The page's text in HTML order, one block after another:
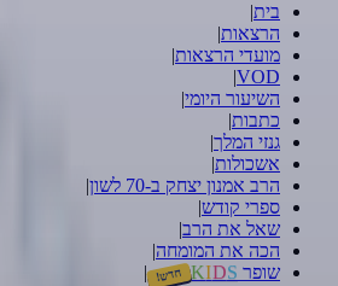
בית|
הרצאות|
מועדי הרצאות|
VOD
|
השיעור היומי|
כתבות|
גנזי המלך|
אשכולות|
הרב אמנון יצחק ב-70 לשון
|
ספרי קודש|
שאל את הרב|
הכה את המומחה|
שופר
KIDS חדש! |